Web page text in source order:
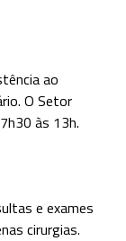
ao
O Setor
às 13h.
e exames
cirurgias.